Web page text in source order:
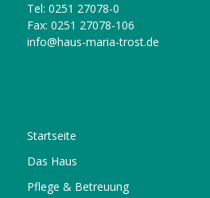
Tel: 0251 27078-0
Fax: 0251 27078-106
info@haus-maria-trost.de
Startseite
Das Haus
Pflege & Betreuung